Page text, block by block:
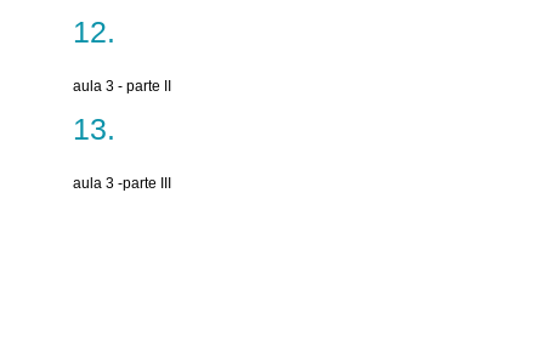
aula 3 - parte II
aula 3 -parte III